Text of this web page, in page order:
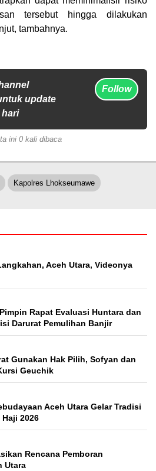
tersebut hingga dilakukan
tambahnya.
update
hari
Follow
ini 0 kali dibaca
Kapolres Lhokseumawe
Aceh Utara, Videonya
Rapat Evaluasi Huntara dan
Darurat Pemulihan Banjir
Gunakan Hak Pilih, Sofyan dan
Geuchik
Aceh Utara Gelar Tradisi
2026
Rencana Pemboran
Utara